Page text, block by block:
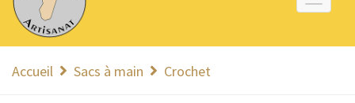
Accueil Sacs à main Crochet